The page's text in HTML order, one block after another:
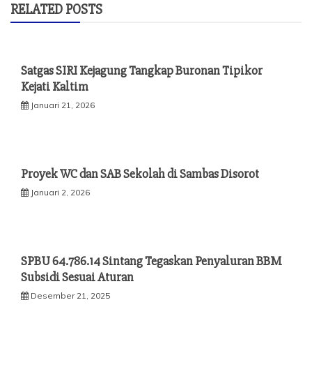
RELATED POSTS
Satgas SIRI Kejagung Tangkap Buronan Tipikor
Kejati Kaltim
Januari 21, 2026
Proyek WC dan SAB Sekolah di Sambas Disorot
Januari 2, 2026
SPBU 64.786.14 Sintang Tegaskan Penyaluran BBM
Subsidi Sesuai Aturan
Desember 21, 2025